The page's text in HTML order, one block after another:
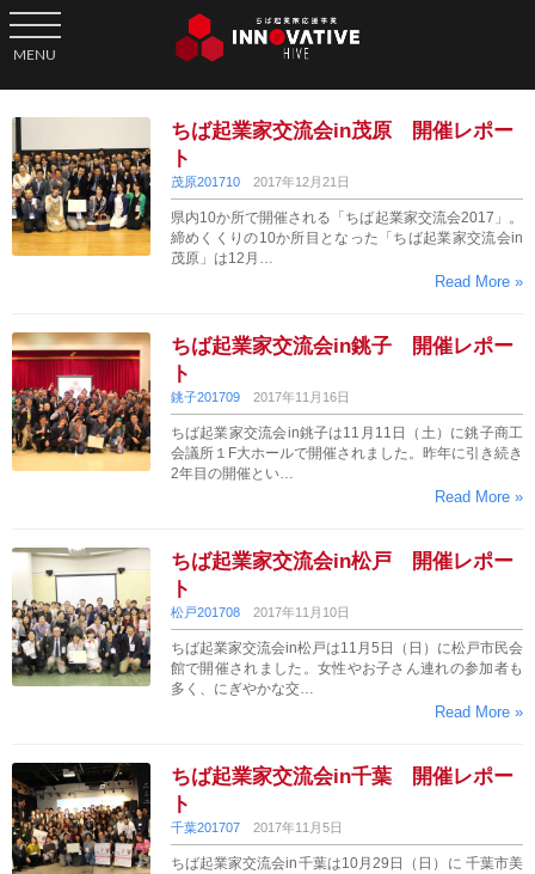
toggle navigation
MENU
ちば起業家交流会in茂原 開催レポー
ト
茂原201710 2017年12月21日
県内10か所で開催される「ちば起業家交流会2017」。
締めくくりの10か所目となった「ちば起業家交流会in
茂原」は12月…
Read More »
ちば起業家交流会in銚子 開催レポー
ト
銚子201709 2017年11月16日
ちば起業家交流会in銚子は11月11日（土）に銚子商工
会議所１F大ホールで開催されました。昨年に引き続き
2年目の開催とい…
Read More »
ちば起業家交流会in松戸 開催レポー
ト
松戸201708 2017年11月10日
ちば起業家交流会in松戸は11月5日（日）に松戸市民会
館で開催されました。女性やお子さん連れの参加者も
多く、にぎやかな交…
Read More »
ちば起業家交流会in千葉 開催レポー
ト
千葉201707 2017年11月5日
ちば起業家交流会in千葉は10月29日（日）に 千葉市美